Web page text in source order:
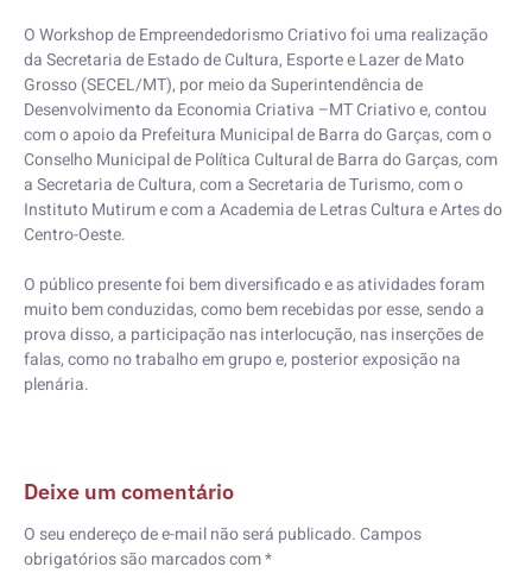
O Workshop de Empreendedorismo Criativo foi uma realização
da Secretaria de Estado de Cultura, Esporte e Lazer de Mato
Grosso (SECEL/MT), por meio da Superintendência de
Desenvolvimento da Economia Criativa –MT Criativo e, contou
com o apoio da Prefeitura Municipal de Barra do Garças, com o
Conselho Municipal de Política Cultural de Barra do Garças, com
a Secretaria de Cultura, com a Secretaria de Turismo, com o
Instituto Mutirum e com a Academia de Letras Cultura e Artes do
Centro-Oeste.
O público presente foi bem diversificado e as atividades foram
muito bem conduzidas, como bem recebidas por esse, sendo a
prova disso, a participação nas interlocução, nas inserções de
falas, como no trabalho em grupo e, posterior exposição na
plenária.
Deixe um comentário
O seu endereço de e-mail não será publicado.Campos
obrigatórios são marcados com*